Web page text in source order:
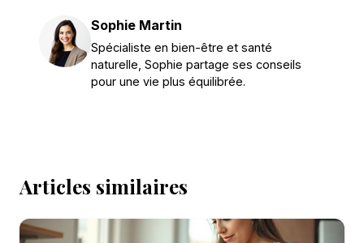
Sophie Martin
Spécialiste en bien-être et santé
naturelle, Sophie partage ses conseils
pour une vie plus équilibrée.
Articles similaires